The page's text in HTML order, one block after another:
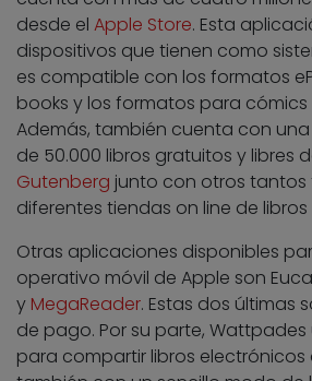
desde el Apple Store. Esta
dispositivos que tienen como
es compatible con los formatos
books y los formatos para cómics
Además, también cuenta con
de 50.000 libros gratuitos y libres
Gutenberg junto con otros tantos
diferentes tiendas on line de
Otras aplicaciones disponibles
operativo móvil de Apple son
y MegaReader. Estas dos últimas
de pago. Por su parte, Wattpad
para compartir libros